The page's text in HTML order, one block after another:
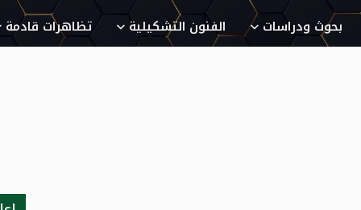
بحوث ودراسات الفنون التشكيلية تظاهرات قادمة